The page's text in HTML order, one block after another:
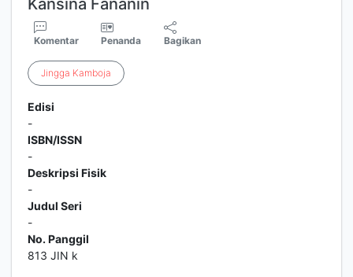
Kansina Fananin
Komentar Penanda Bagikan
Jingga Kamboja
Edisi
-
ISBN/ISSN
-
Deskripsi Fisik
-
Judul Seri
-
No. Panggil
813 JIN k